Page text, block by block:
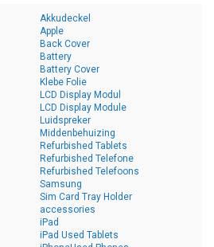
Akkudeckel
Apple
Back Cover
Battery
Battery Cover
Klebe Folie
LCD Display Modul
LCD Display Module
Luidspreker
Middenbehuizing
Refurbished Tablets
Refurbished Telefone
Refurbished Telefoons
Samsung
Sim Card Tray Holder
accessories
iPad
iPad Used Tablets